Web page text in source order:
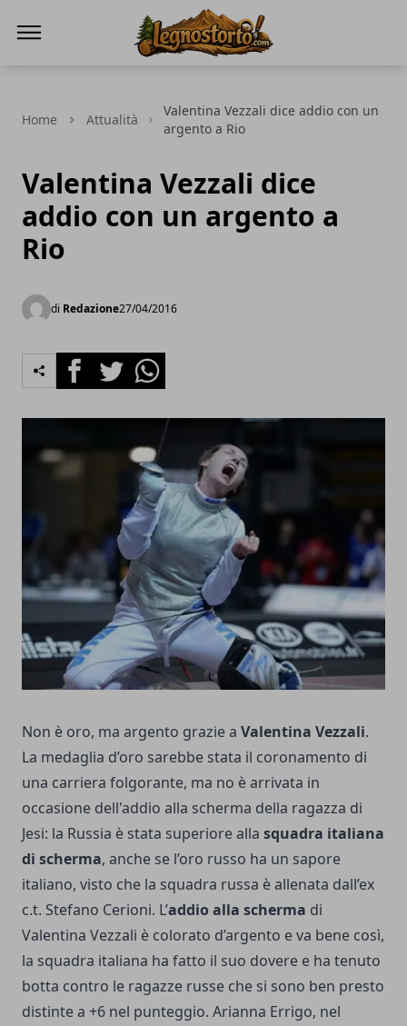
Home Attualità
Valentina Vezzali dice addio con un
argento a Rio
Valentina Vezzali dice
addio con un argento a
Rio
di Redazione27/04/2016
FacebookTwitterWhatsapp
Non è oro, ma argento grazie a Valentina Vezzali.
La medaglia d’oro sarebbe stata il coronamento di
una carriera folgorante, ma no è arrivata in
occasione dell'addio alla scherma della ragazza di
Jesi: la Russia è stata superiore alla squadra italiana
di scherma, anche se l’oro russo ha un sapore
italiano, visto che la squadra russa è allenata dall’ex
c.t. Stefano Cerioni. L’addio alla scherma di
Valentina Vezzali è colorato d’argento e va bene così,
la squadra italiana ha fatto il suo dovere e ha tenuto
botta contro le ragazze russe che si sono ben presto
distinte a +6 nel punteggio. Arianna Errigo, nel